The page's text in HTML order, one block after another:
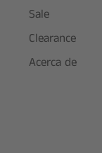
Sale
Clearance
Acerca de